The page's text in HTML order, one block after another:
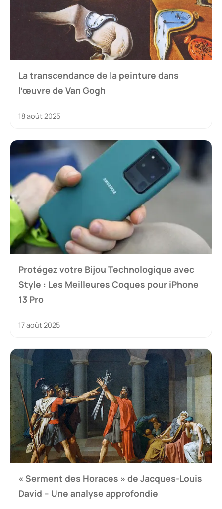
La transcendance de la peinture dans
l’œuvre de Van Gogh
18 août 2025
Protégez votre Bijou Technologique avec
Style : Les Meilleures Coques pour iPhone
13 Pro
17 août 2025
« Serment des Horaces » de Jacques-Louis
David – Une analyse approfondie